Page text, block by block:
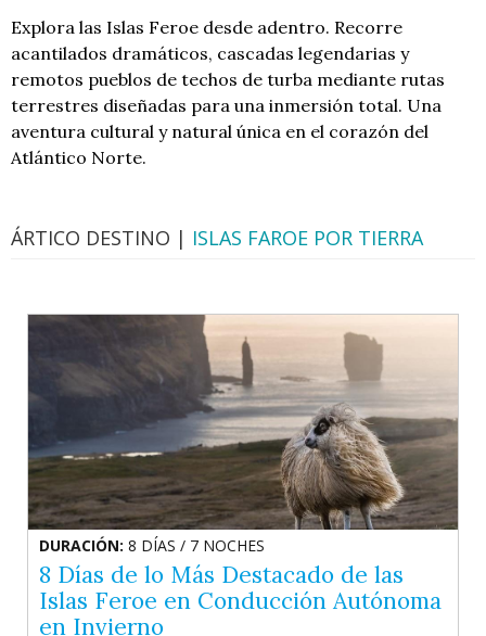
Explora las Islas Feroe desde adentro. Recorre
acantilados dramáticos, cascadas legendarias y
remotos pueblos de techos de turba mediante rutas
terrestres diseñadas para una inmersión total. Una
aventura cultural y natural única en el corazón del
Atlántico Norte.
ÁRTICO DESTINO | ISLAS FAROE POR TIERRA
DURACIÓN: 8 DÍAS / 7 NOCHES
8 Días de lo Más Destacado de las
Islas Feroe en Conducción Autónoma
en Invierno